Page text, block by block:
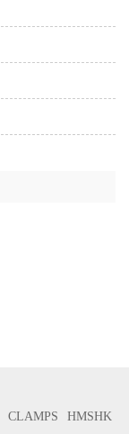
CLAMPS HMSHK